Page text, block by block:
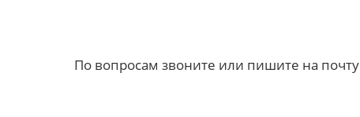
По вопросам звоните или пишите на почту